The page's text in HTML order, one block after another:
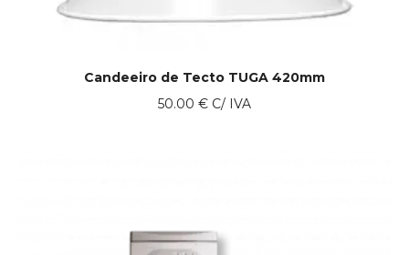
Candeeiro de Tecto TUGA 420mm
50.00 € C/ IVA